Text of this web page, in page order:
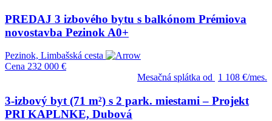
PREDAJ 3 izbového bytu s balkónom Prémiova
novostavba Pezinok A0+
Pezinok, Limbašská cesta
Cena 232 000 €
Mesačná splátka od
1 108 €/mes.
3-izbový byt (71 m²) s 2 park. miestami – Projekt
PRI KAPLNKE, Dubová